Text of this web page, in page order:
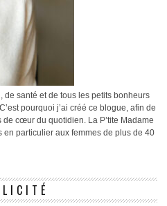
de santé et de tous les petits bonheurs
pourquoi j’ai créé ce blogue, afin de
cœur du quotidien. La P’tite Madame
en particulier aux femmes de plus de 40